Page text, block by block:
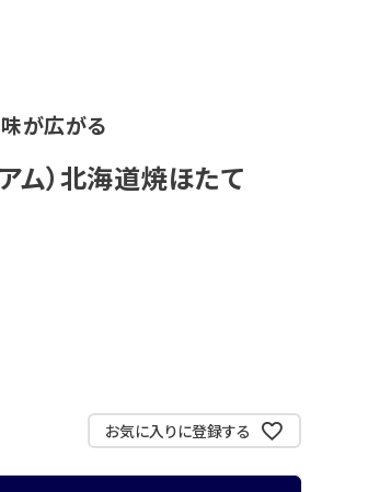
が広がる
ム）北海道焼ほたて
お気に入りに登録する